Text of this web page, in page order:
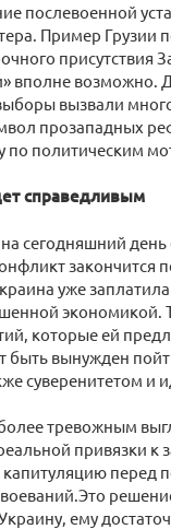
послевоенной
Пример Грузии
присутствия
вполне возможно.
вызвали
прозападных
по политическим
справедливым
сегодняшний
закончится
уже
экономикой.
которые ей
быть вынужден
суверенитетом и
тревожным
привязки
капитуляцию
ему